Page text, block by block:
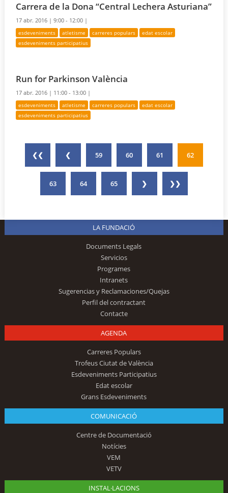
Carrera de la Dona “Central Lechera Asturiana”
17 abr. 2016 |9:00 - 12:00 |
esdeveniments atletisme carreres populars
edat escolar
esdeveniments participatius
Run for Parkinson València
17 abr. 2016 | 11:00 - 13:00 |
esdeveniments atletisme carreres populars
edat escolar
esdeveniments participatius
❮❮ ❮ 59 60 61 62
63 64 65 ❯ ❯❯
LA FUNDACIÓ
Documents Legals
Servicios
Programes
Intranets
Sugerencias y Reclamaciones/Quejas
Perfil del contractant
Contacte
AGENDA
Carreres Populars
Trofeus Ciutat de València
Esdeveniments Participatius
Edat escolar
Grans Esdeveniments
COMUNICACIÓ
Centre de Documentació
Notícies
VEM
VETV
INSTAL·LACIONS